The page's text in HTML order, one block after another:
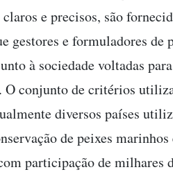
e precisos, são
gestores e formuladores
à sociedade voltadas
conjunto de critérios
diversos países
de peixes
participação de milhares